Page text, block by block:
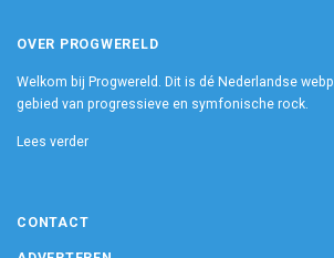
OVER PROGWERELD
Welkom bij Progwereld. Dit is dé Nederlandse
gebied van progressieve en symfonische rock.
Lees verder
CONTACT